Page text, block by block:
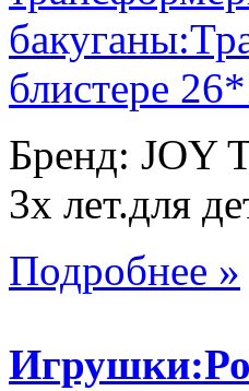
Бренд: JOY
3х лет.для
Подробнее »